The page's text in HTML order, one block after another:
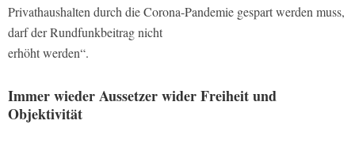
Privathaushalten durch die Corona-Pandemie gespart werden muss,
darf der Rundfunkbeitrag nicht
erhöht werden“.
Immer wieder Aussetzer wider Freiheit und
Objektivität